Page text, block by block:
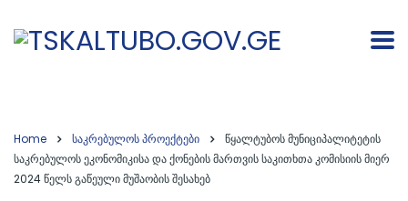
Home საკრებულოს პროექტები
წყალტუბოს მუნიციპალიტეტის
საკრებულოს ეკონომიკისა და ქონების მართვის საკითხთა კომისიის მიერ
2024 წელს გაწეული მუშაობის შესახებ